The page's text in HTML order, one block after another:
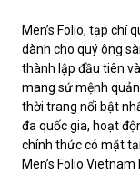
Men’s Folio, tạp chí
dành cho quý ông
thành lập đầu tiên
mang sứ mệnh
thời trang nổi bật
đa quốc gia, hoạt
chính thức có mặt
Men’s Folio